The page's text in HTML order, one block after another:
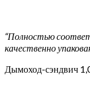
“Полностью
качественно
Дымоход-сэндвич